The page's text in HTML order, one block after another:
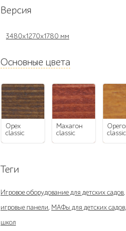
Версия
3480х1270х1780 мм
Основные цвета
орех
classic
махагон
classic
орегон
classic
Теги
Игровое оборудование для детских садов,
игровые панели, МАФы для детских
школ